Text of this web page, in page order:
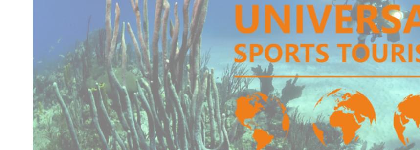
Claustro Docente
Calidad y Medio Ambiente